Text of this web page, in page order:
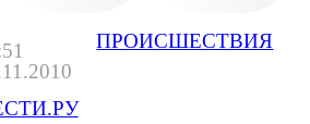
ПРОИСШЕСТВИЯ